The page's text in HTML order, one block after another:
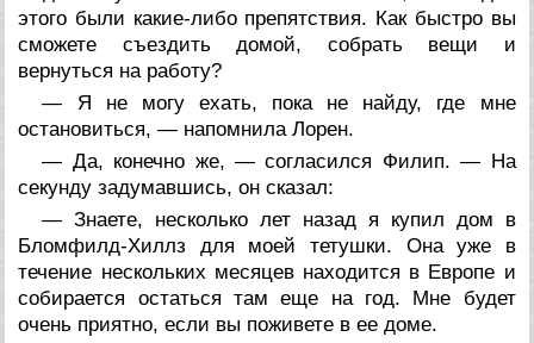
этого были какие-либо препятствия. Как быстро вы
сможете съездить домой, собрать вещи и
вернуться на работу?
— Я не могу ехать, пока не найду, где мне
остановиться, — напомнила Лорен.
— Да, конечно же, — согласился Филип. — На
секунду задумавшись, он сказал:
— Знаете, несколько лет назад я купил дом в
Бломфилд-Хиллз для моей тетушки. Она уже в
течение нескольких месяцев находится в Европе и
собирается остаться там еще на год. Мне будет
очень приятно, если вы поживете в ее доме.